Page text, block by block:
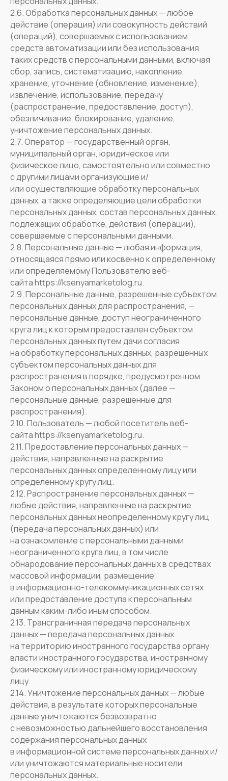
2.6. Обработка персональных данных — любое
действие (операция) или совокупность действий
(операций), совершаемых с использованием
средств автоматизации или без использования
таких средств с персональными данными, включая
сбор, запись, систематизацию, накопление,
хранение, уточнение (обновление, изменение),
извлечение, использование, передачу
(распространение, предоставление, доступ),
обезличивание, блокирование, удаление,
уничтожение персональных данных.
2.7. Оператор — государственный орган,
муниципальный орган, юридическое или
физическое лицо, самостоятельно или совместно
с другими лицами организующие и/
или осуществляющие обработку персональных
данных, а также определяющие цели обработки
персональных данных, состав персональных данных,
подлежащих обработке, действия (операции),
совершаемые с персональными данными.
2.8. Персональные данные — любая информация,
относящаяся прямо или косвенно к определенному
или определяемому Пользователю веб-
сайта https://ksenyamarketolog.ru.
2.9. Персональные данные, разрешенные субъектом
персональных данных для распространения, —
персональные данные, доступ неограниченного
круга лиц к которым предоставлен субъектом
персональных данных путем дачи согласия
на обработку персональных данных, разрешенных
субъектом персональных данных для
распространения в порядке, предусмотренном
Законом о персональных данных (далее —
персональные данные, разрешенные для
распространения).
2.10. Пользователь — любой посетитель веб-
сайта https://ksenyamarketolog.ru.
2.11. Предоставление персональных данных —
действия, направленные на раскрытие
персональных данных определенному лицу или
определенному кругу лиц.
2.12. Распространение персональных данных —
любые действия, направленные на раскрытие
персональных данных неопределенному кругу лиц
(передача персональных данных) или
на ознакомление с персональными данными
неограниченного круга лиц, в том числе
обнародование персональных данных в средствах
массовой информации, размещение
в информационно-телекоммуникационных сетях
или предоставление доступа к персональным
данным каким-либо иным способом.
2.13. Трансграничная передача персональных
данных — передача персональных данных
на территорию иностранного государства органу
власти иностранного государства, иностранному
физическому или иностранному юридическому
лицу.
2.14. Уничтожение персональных данных — любые
действия, в результате которых персональные
данные уничтожаются безвозвратно
с невозможностью дальнейшего восстановления
содержания персональных данных
в информационной системе персональных данных и/
или уничтожаются материальные носители
персональных данных.